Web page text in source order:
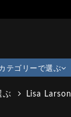
テゴリーで選ぶ
ぶ Lisa Larson